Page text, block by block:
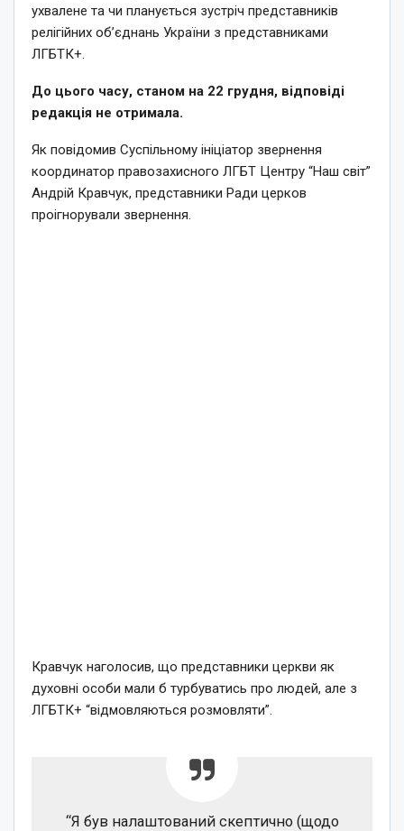
ухвалене та чи планується зустріч представників
релігійних об’єднань України з представниками
ЛГБТК+.
До цього часу, станом на 22 грудня, відповіді
редакція не отримала.
Як повідомив Суспільному ініціатор звернення
координатор правозахисного ЛГБТ Центру “Наш світ”
Андрій Кравчук, представники Ради церков
проігнорували звернення.
Кравчук наголосив, що представники церкви як
духовні особи мали б турбуватись про людей, але з
ЛГБТК+ “відмовляються розмовляти”.
“Я був налаштований скептично (щодо